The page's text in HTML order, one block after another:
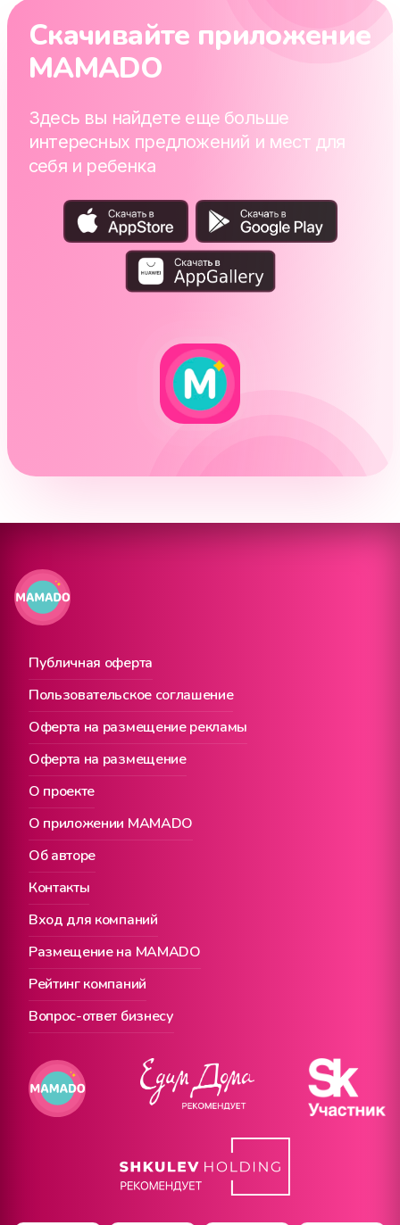
Скачивайте приложение
MAMADO
Здесь вы найдете еще больше
интересных предложений и мест для
себя и ребенка
Публичная оферта
О проекте
Вход для компаний
Пользовательское соглашение
О приложении MAMADO
Размещение на MAMADO
Оферта на размещение рекламы
Об авторе
Рейтинг компаний
Оферта на размещение
Контакты
Вопрос-ответ бизнесу